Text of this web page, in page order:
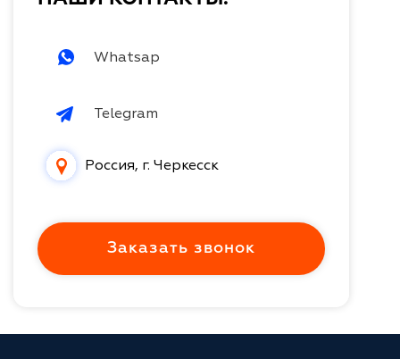
Whatsap
Telegram
Россия, г. Черкесск
Заказать звонок